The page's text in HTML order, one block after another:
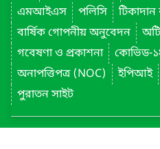
এমআইএস
পলিসি টিকাদান
বার্ষিক গোপনীয় অনুবেদন
গবেষণা ও প্রকাশনা
কোভিড-
অনাপত্তিপত্র (NOC)
ইপিআই
পুরাতন সাইট